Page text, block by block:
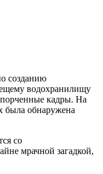
созданию
водохранилищу
кадры. На
была обнаружена
со
мрачной загадкой,